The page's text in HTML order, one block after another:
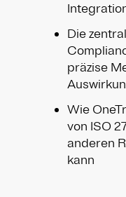
Die
präzise
Wie
von ISO
anderen
kann